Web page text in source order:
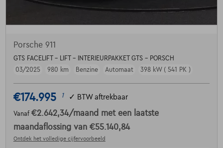
Porsche 911
GTS FACELIFT - LIFT - INTERIEURPAKKET GTS - PORSCH
03/2025
980 km Benzine Automaat 398 kW ( 541 PK )
€174.995 1 ✓ BTW aftrekbaar
Vanaf €2.642,34/maand met een laatste
maandaflossing van €55.140,84
Ontdek het volledige cijfervoorbeeld